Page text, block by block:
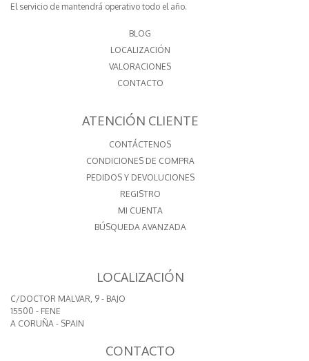
El servicio de mantendrá operativo todo el año.
BLOG
LOCALIZACIÓN
VALORACIONES
CONTACTO
ATENCIÓN CLIENTE
CONTÁCTENOS
CONDICIONES DE COMPRA
PEDIDOS Y DEVOLUCIONES
REGISTRO
MI CUENTA
BÚSQUEDA AVANZADA
LOCALIZACIÓN
C/DOCTOR MALVAR, 9 - BAJO
15500 - FENE
A CORUÑA - SPAIN
CONTACTO